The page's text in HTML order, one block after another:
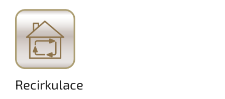
Recirkulace